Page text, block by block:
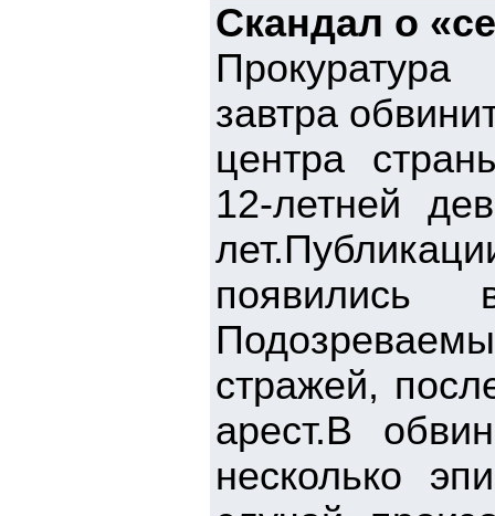
Скандал о
завтра
центра
12-летней
появились
стражей,
арест.В
несколько